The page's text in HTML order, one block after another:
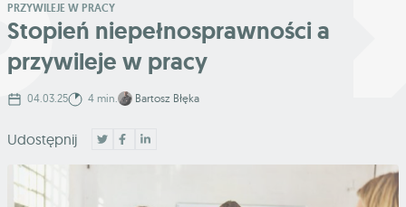
PRZYWILEJE W PRACY
Stopień niepełnosprawności a
przywileje w pracy
04.03.25 4 min. Bartosz Błęka
Udostępnij